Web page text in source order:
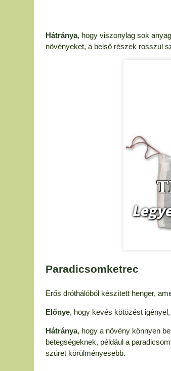
Hátránya, hogy viszonylag sok
növényeket, a belső részek rosszul
Paradicsomketrec
Erős dróthálóból készített henger,
Előnye, hogy kevés kötözést
Hátránya, hogy a növény könnyen
betegségeknek, például a
szüret körülményesebb.